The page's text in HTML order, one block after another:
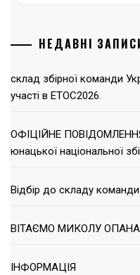
НЕДАВНІ
склад збірної команди
участі в ЕТОС2026.
ОФІЦІЙНЕ
юнацької національної
Відбір до складу
ВІТАЄМО МИКОЛУ
ІНФОРМАЦІЯ